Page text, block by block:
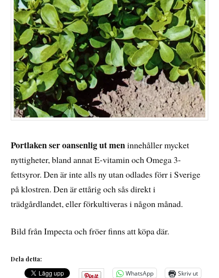
Portlaken ser oansenlig ut meninnehåller mycket
nyttigheter, bland annat E-vitamin och Omega 3-
fettsyror. Den är inte alls ny utan odlades förr i Sverige
på klostren. Den är ettårig och sås direkt i
trädgårdlandet, eller förkultiveras i någon månad.
Bild från Impecta och fröer finns att köpa där.
Dela detta:
WhatsApp
Skriv ut